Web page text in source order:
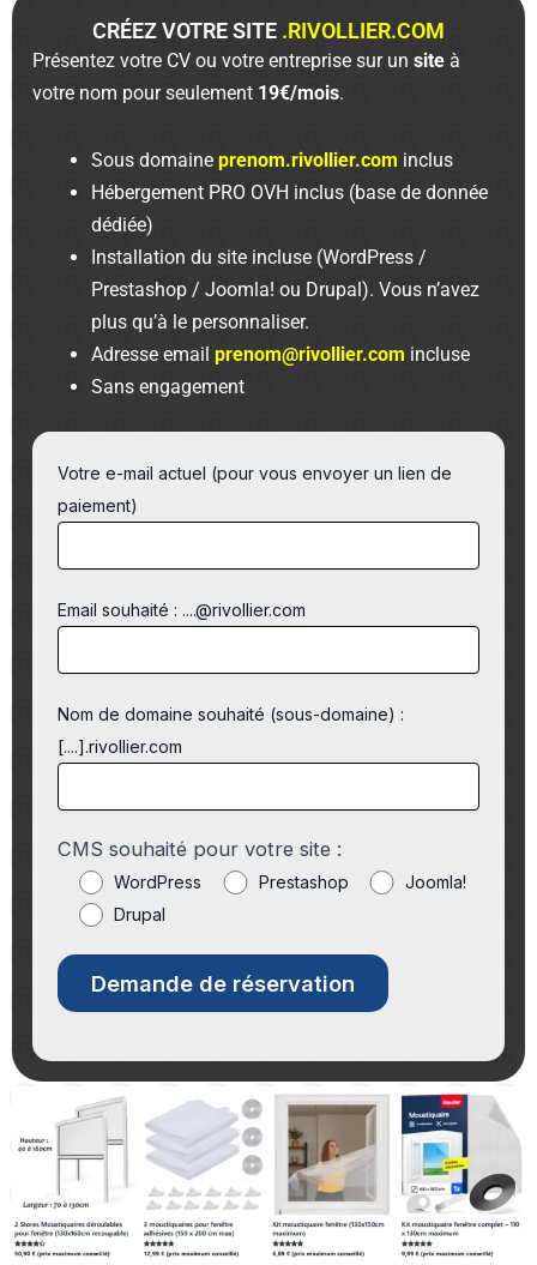
CRÉEZ VOTRE SITE .RIVOLLIER.COM
Présentez votre CV ou votre entreprise sur unsite à
votre nom pour seulement 19€/mois.
Sous domaineprenom.rivollier.com inclus
Hébergement PRO OVH inclus (base de donnée
dédiée)
Installation du site incluse (WordPress /
Prestashop / Joomla! ou Drupal). Vous n’avez
plus qu’à le personnaliser.
Adresse emailprenom@rivollier.com incluse
Sans engagement
Votre e-mail actuel (pour vous envoyer un lien de
paiement)
Email souhaité : ....@rivollier.com
Nom de domaine souhaité (sous-domaine) :
[....].rivollier.com
CMS souhaité pour votre site :
WordPress Prestashop
Joomla!
Drupal